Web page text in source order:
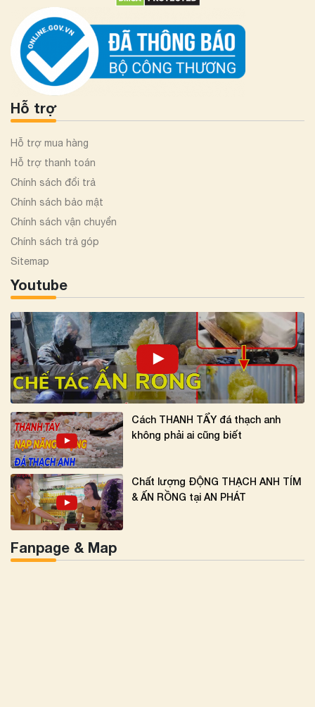
Hỗ trợ
Hỗ trợ mua hàng
Hỗ trợ thanh toán
Chính sách đổi trả
Chính sách bảo mật
Chính sách vận chuyển
Chính sách trả góp
Sitemap
Youtube
Cách THANH TẨY đá thạch anh
không phải ai cũng biết
Chất lượng ĐỘNG THẠCH ANH TÍM
& ẤN RỒNG tại AN PHÁT
Fanpage & Map